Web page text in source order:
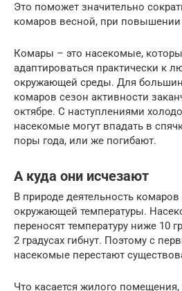
Это поможет значительно
комаров весной, при повышении
Комары – это насекомые,
адаптироваться практически к
окружающей среды. Для
комаров сезон активности
октябре. С наступлениями
насекомые могут впадать в
поры года, или же погибают.
А куда они исчезают
В природе деятельность
окружающей температуры.
переносят температуру ниже 10
2 градусах гибнут. Поэтому с
насекомые перестают
Что касается жилого